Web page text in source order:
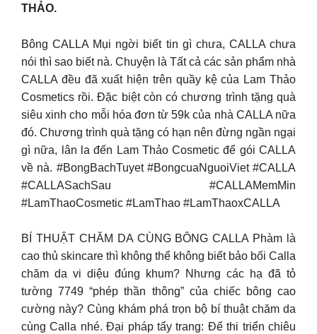
THẢO.
Bông CALLA Mụi ngời biết tin gì chưa, CALLA chưa
nói thì sao biết nà. Chuyện là Tất cả các sản phẩm nhà
CALLA đều đã xuất hiện trên quầy kệ của Lam Thảo
Cosmetics rồi. Đặc biệt còn có chương trình tặng quà
siêu xinh cho mỗi hóa đơn từ 59k của nhà CALLA nữa
đó. Chương trình quà tặng có hạn nên đừng ngần ngại
gì nữa, lân la đến Lam Thảo Cosmetic để gói CALLA
về nà. #BongBachTuyet #BongcuaNguoiViet #CALLA
#CALLASachSau #CALLAMemMin
#LamThaoCosmetic #LamThao #LamThaoxCALLA
BÍ THUẬT CHĂM DA CÙNG BÔNG CALLA Phàm là
cao thủ skincare thì không thể không biết bảo bối Calla
chăm da vi diệu đúng khum? Nhưng các hạ đã tỏ
tường 7749 “phép thần thông” của chiếc bông cao
cường này? Cùng khám phá trọn bộ bí thuật chăm da
cùng Calla nhé. Đại pháp tẩy trang: Để thi triển chiêu